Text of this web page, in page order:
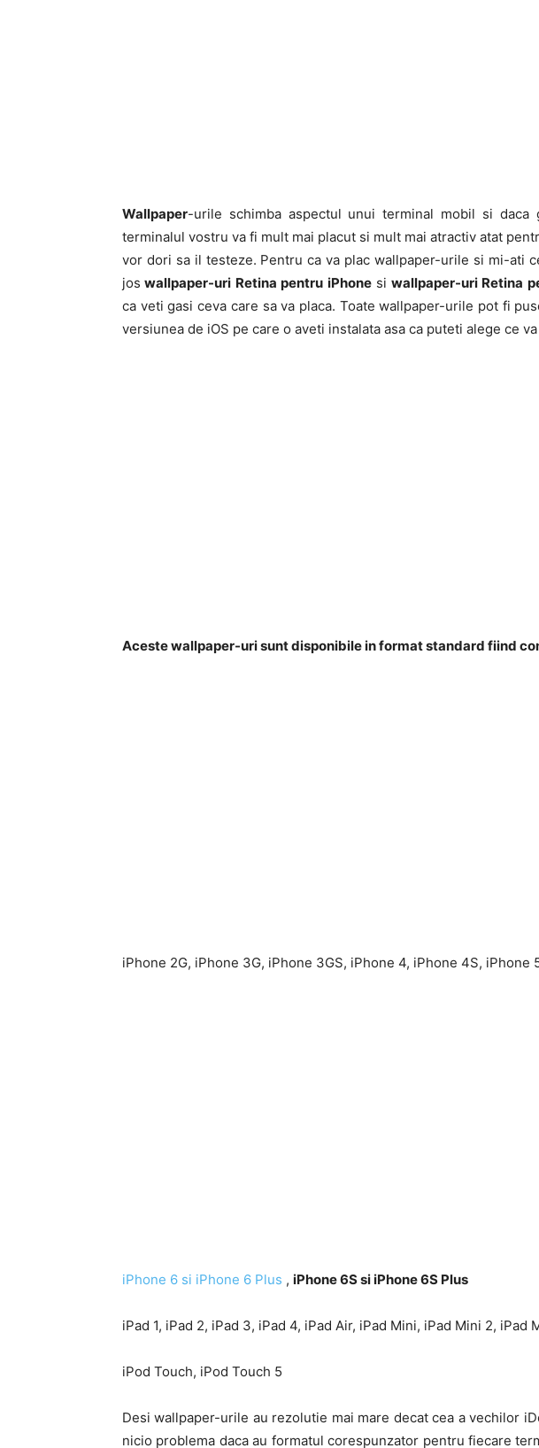
Wallpaper-urile schimba aspectul unui terminal mobil si daca
terminalul vostru va fi mult mai placut si mult mai atractiv atat
vor dori sa il testeze. Pentru ca va plac wallpaper-urile si mi-ati
jos wallpaper-uri Retina pentru iPhonesi wallpaper-uri Retina
ca veti gasi ceva care sa va placa. Toate wallpaper-urile pot fi
versiunea de iOS pe care o aveti instalata asa ca puteti alege ce
Aceste wallpaper-uri sunt disponibile in format standard fiind
iPhone 2G, iPhone 3G, iPhone 3GS, iPhone 4, iPhone 4S, iPhone
iPhone 6 si iPhone 6 Plus , iPhone 6S si iPhone 6S Plus
iPad 1, iPad 2, iPad 3, iPad 4, iPad Air, iPad Mini, iPad Mini 2, iPad
iPod Touch, iPod Touch 5
Desi wallpaper-urile au rezolutie mai mare decat cea a vechilor
nicio problema daca au formatul corespunzator pentru fiecare